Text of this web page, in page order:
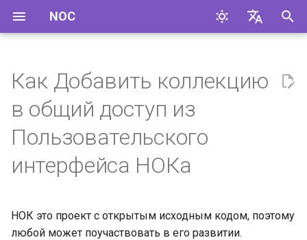
NOC
Русский
ц
и
а
и
Как Добавить коллекцию
в общий доступ из
Пользовательского
интерфейса НОКа
НОК это проект с открытым исходным кодом, поэтому
любой может поучаствовать в его развитии.